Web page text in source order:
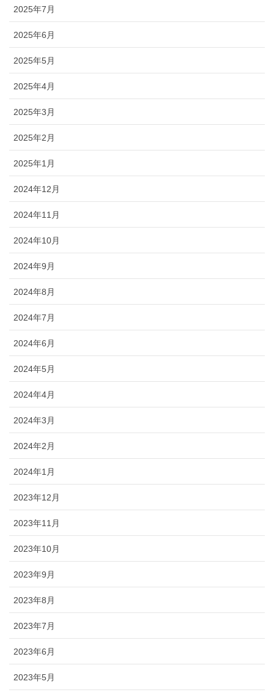
2025年7月
2025年6月
2025年5月
2025年4月
2025年3月
2025年2月
2025年1月
2024年12月
2024年11月
2024年10月
2024年9月
2024年8月
2024年7月
2024年6月
2024年5月
2024年4月
2024年3月
2024年2月
2024年1月
2023年12月
2023年11月
2023年10月
2023年9月
2023年8月
2023年7月
2023年6月
2023年5月